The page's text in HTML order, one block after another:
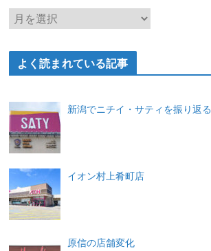
ー
ア
カ
よく読まれている記事
新潟でニチイ・サティを振り返る
イオン村上肴町店
原信の店舗変化